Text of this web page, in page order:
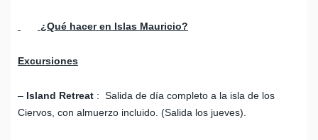
¿Qué hacer en Islas Mauricio?
Excursiones
– Island Retreat : Salida de día completo a la isla de los
Ciervos, con almuerzo incluido. (Salida los jueves).